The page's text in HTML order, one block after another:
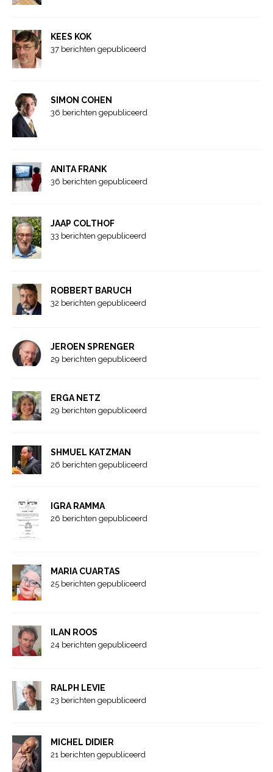
KEES KOK
37 berichten gepubliceerd
SIMON COHEN
36 berichten gepubliceerd
ANITA FRANK
36 berichten gepubliceerd
JAAP COLTHOF
33 berichten gepubliceerd
ROBBERT BARUCH
32 berichten gepubliceerd
JEROEN SPRENGER
29 berichten gepubliceerd
ERGA NETZ
29 berichten gepubliceerd
SHMUEL KATZMAN
26 berichten gepubliceerd
IGRA RAMMA
26 berichten gepubliceerd
MARIA CUARTAS
25 berichten gepubliceerd
ILAN ROOS
24 berichten gepubliceerd
RALPH LEVIE
23 berichten gepubliceerd
MICHEL DIDIER
21 berichten gepubliceerd